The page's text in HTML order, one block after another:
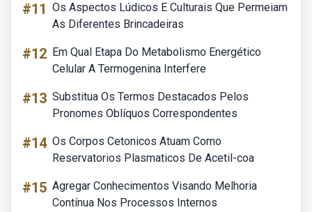
#11 Os Aspectos Lúdicos E Culturais Que Permeiam
As Diferentes Brincadeiras
#12 Em Qual Etapa Do Metabolismo Energético
Celular A Termogenina Interfere
#13 Substitua Os Termos Destacados Pelos
Pronomes Oblíquos Correspondentes
#14 Os Corpos Cetonicos Atuam Como
Reservatorios Plasmaticos De Acetil-coa
#15 Agregar Conhecimentos Visando Melhoria
Contínua Nos Processos Internos